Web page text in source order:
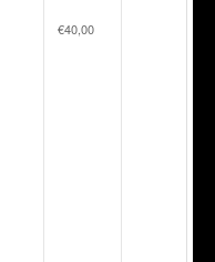
€40,00